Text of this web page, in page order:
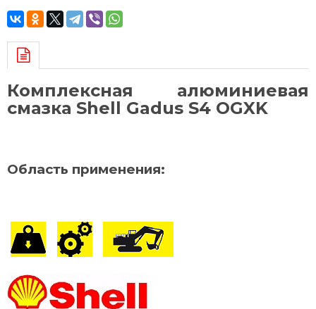
Комплексная алюминиевая
смазка Shell Gadus S4 OGXK
Область применения: